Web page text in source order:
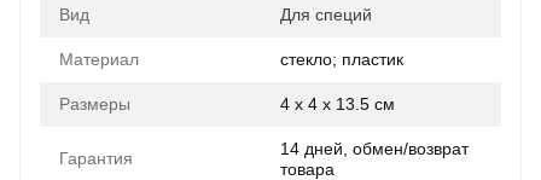
Вид Для специй
Материал стекло; пластик
Размеры 4 x 4 x 13.5 см
Гарантия
14 дней, обмен/возврат
товара